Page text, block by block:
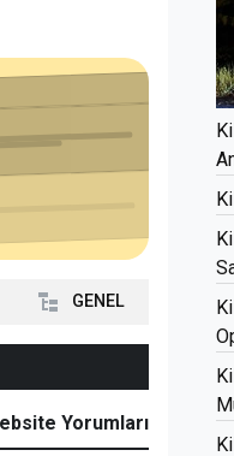
GENEL
Yorumları